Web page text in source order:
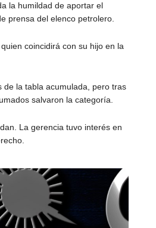
la humildad de aportar el
prensa del elenco petrolero.
coincidirá con su hijo en la
de la tabla acumulada, pero tras
salvaron la categoría.
La gerencia tuvo interés en